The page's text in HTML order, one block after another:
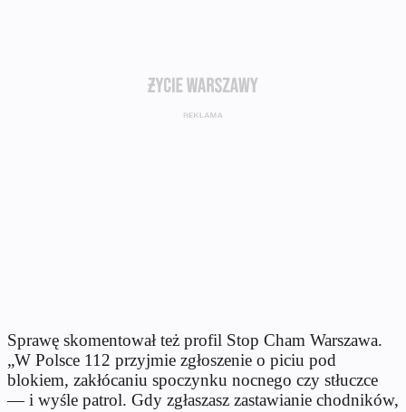
Sprawę skomentował też profil Stop Cham Warszawa.
„W Polsce 112 przyjmie zgłoszenie o piciu pod
blokiem, zakłócaniu spoczynku nocnego czy stłuczce
— i wyśle patrol. Gdy zgłaszasz zastawianie chodników,